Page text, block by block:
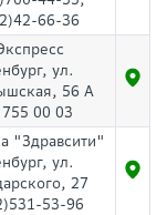
66-36
ул.
56 А
00 03
"Здравсити"
ул.
27
53-96